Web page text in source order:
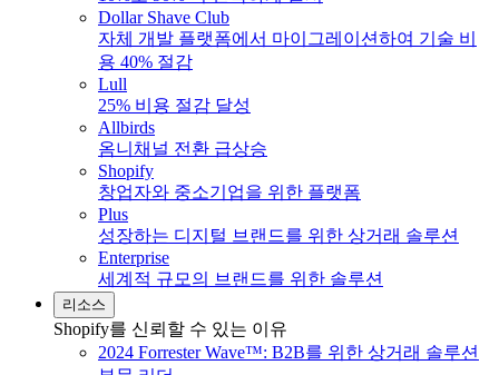
Dollar Shave Club
자체 개발 플랫폼에서 마이그레이션하여 기술 비
용 40% 절감
Lull
25% 비용 절감 달성
Allbirds
옴니채널 전환 급상승
Shopify
창업자와 중소기업을 위한 플랫폼
Plus
성장하는 디지털 브랜드를 위한 상거래 솔루션
Enterprise
세계적 규모의 브랜드를 위한 솔루션
리소스
Shopify를 신뢰할 수 있는 이유
2024 Forrester Wave™: B2B를 위한 상거래 솔루션